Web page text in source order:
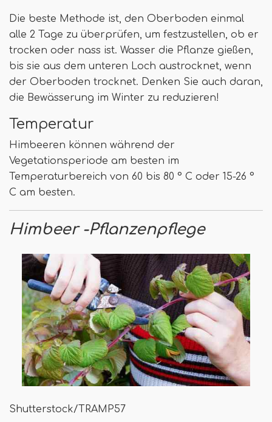
Die beste Methode ist, den Oberboden einmal
alle 2 Tage zu überprüfen, um festzustellen, ob er
trocken oder nass ist. Wasser die Pflanze gießen,
bis sie aus dem unteren Loch austrocknet, wenn
der Oberboden trocknet. Denken Sie auch daran,
die Bewässerung im Winter zu reduzieren!
Temperatur
Himbeeren können während der
Vegetationsperiode am besten im
Temperaturbereich von 60 bis 80 ° C oder 15-26 °
C am besten.
Himbeer -Pflanzenpflege
Shutterstock/TRAMP57